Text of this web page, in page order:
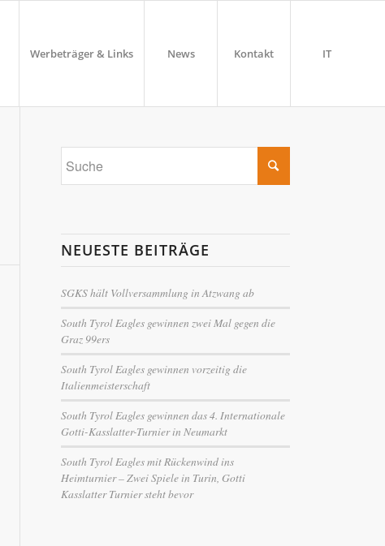
Werbeträger & Links News Kontakt IT
NEUESTE BEITRÄGE
SGKS hält Vollversammlung in Atzwang ab
South Tyrol Eagles gewinnen zwei Mal gegen die
Graz 99ers
South Tyrol Eagles gewinnen vorzeitig die
Italienmeisterschaft
South Tyrol Eagles gewinnen das 4. Internationale
Gotti-Kasslatter-Turnier in Neumarkt
South Tyrol Eagles mit Rückenwind ins
Heimturnier – Zwei Spiele in Turin, Gotti
Kasslatter Turnier steht bevor